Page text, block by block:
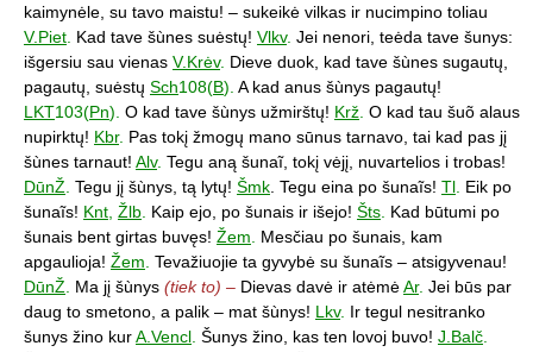
kaimynėle, su tavo maistu! – sukeikė vilkas ir nucimpino toliau
V.Piet Kad tave šùnes suėstų! Vlkv. Jei nenori, teėda tave šunys:
išgersiu sau vienas V.Krėv. Dieve duok, kad tave šùnes sugautų,
pagautų, suėstų Sch108(B). A kad anus šùnys pagautų!
LKT103(Pn). O kad tave šùnys užmirštų! Krž O kad tau šuõ alaus
nupirktų! Kbr. Pas tokį žmogų mano sūnus tarnavo, tai kad pas jį
šùnes tarnaut! Alv. Tegu aną šunaĩ, tokį vėjį, nuvartelios i trobas!
DūnŽ Tegu jį šùnys, tą lytų! Šmk . Tegu eina po šunaĩs! Tl Eik po
šunaĩs! Knt Žlb Kaip ejo, po šunais ir išejo! Šts Kad būtumi po
šunais bent girtas buvęs! Žem
Mesčiau po šunais, kam
apgaulioja! Žem Tevažiuojie ta gyvybė su šunaĩs – atsigyvenau!
DūnŽ
Ma jį šùnys (tiek to) – Dievas davė ir atėmėAr. Jei būs par
daug to smetono, a palik – mat šùnys! Lkv. Ir tegul nesitranko
šunys žino kurA.Vencl Šunys žino, kas ten lovoj buvo! J.Balč